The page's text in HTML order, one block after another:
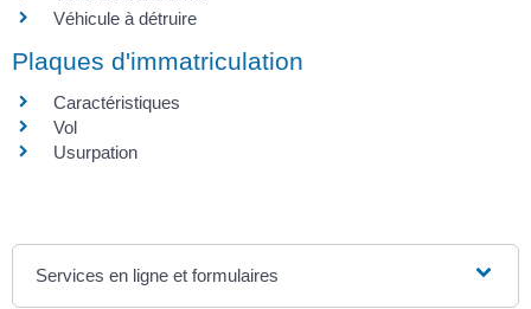
Véhicule à détruire
Plaques d'immatriculation
Caractéristiques
Vol
Usurpation
Services en ligne et formulaires